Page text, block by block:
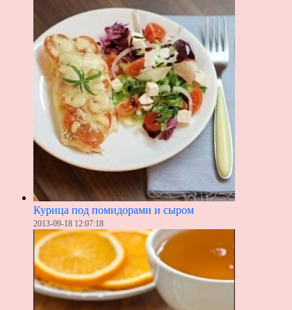
Курица под помидорами и сыром
2013-09-18 12:07:18